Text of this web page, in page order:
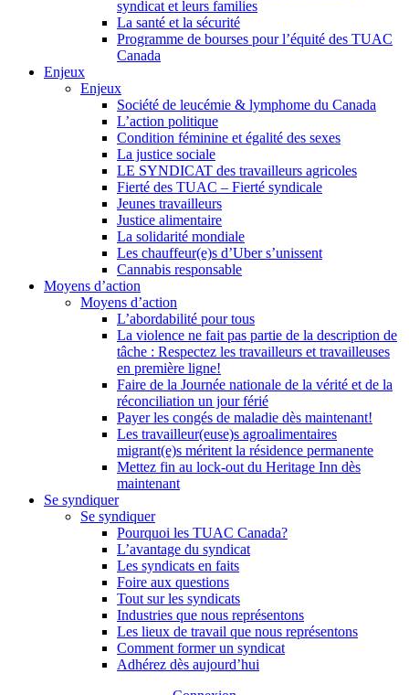
syndicat et leurs families
La santé et la sécurité
Programme de bourses pour l’équité des TUAC
Canada
Enjeux
Enjeux
Société de leucémie & lymphome du Canada
L’action politique
Condition féminine et égalité des sexes
La justice sociale
LE SYNDICAT des travailleurs agricoles
Fierté des TUAC – Fierté syndicale
Jeunes travailleurs
Justice alimentaire
La solidarité mondiale
Les chauffeur(e)s d’Uber s’unissent
Cannabis responsable
Moyens d’action
Moyens d’action
L’abordabilité pour tous
La violence ne fait pas partie de la description de
tâche : Respectez les travailleurs et travailleuses
en première ligne!
Faire de la Journée nationale de la vérité et de la
réconciliation un jour férié
Payer les congés de maladie dès maintenant!
Les travailleur(euse)s agroalimentaires
migrant(e)s méritent la résidence permanente
Mettez fin au lock-out du Heritage Inn dès
maintenant
Se syndiquer
Se syndiquer
Pourquoi les TUAC Canada?
L’avantage du syndicat
Les syndicats en faits
Foire aux questions
Tout sur les syndicats
Industries que nous représentons
Les lieux de travail que nous représentons
Comment former un syndicat
Adhérez dès aujourd’hui